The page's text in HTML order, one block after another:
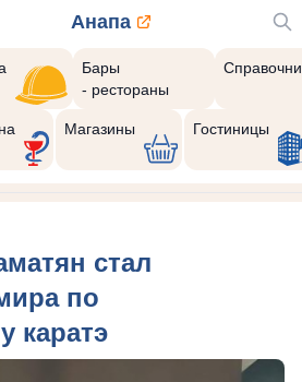
Анапа
Бары
- рестораны
Магазины Гостиницы
стал
по
каратэ